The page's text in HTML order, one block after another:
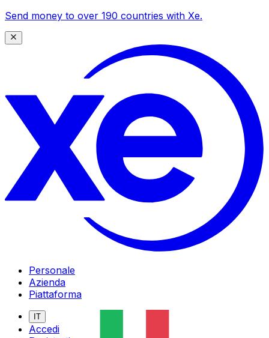
Send money to over 190 countries with Xe.
Personale
Azienda
Piattaforma
IT
Accedi